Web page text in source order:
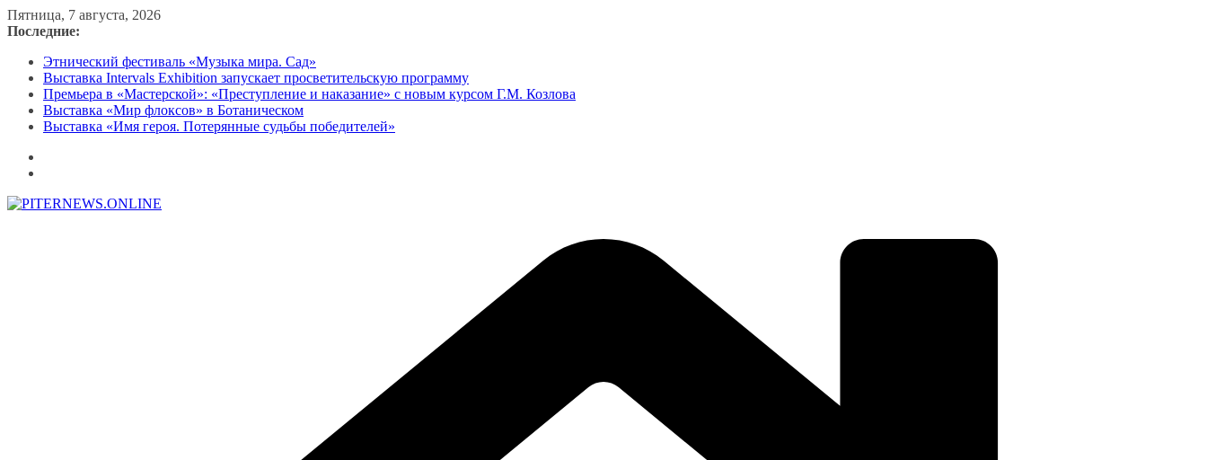
Перейти
к
Пятница, 7 августа, 2026
Последние:
Этнический фестиваль «Музыка мира. Сад»
Выставка Intervals Exhibition запускает просветительскую программу
Премьера в «Мастерской»: «Преступление и наказание» с новым курсом Г.М. Козлова
Выставка «Мир флоксов» в Ботаническом
Выставка «Имя героя. Потерянные судьбы победителей»